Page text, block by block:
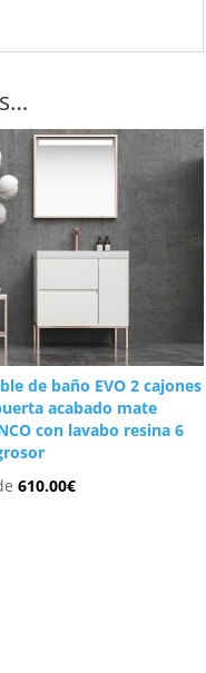
de baño EVO 2 cajones
acabado mate
con lavabo resina 6
610.00€